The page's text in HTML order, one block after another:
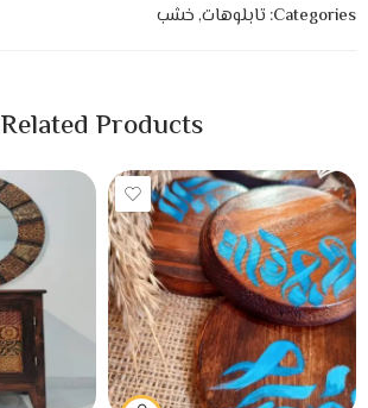
Categories: تابلوهات,خشب
Related Products